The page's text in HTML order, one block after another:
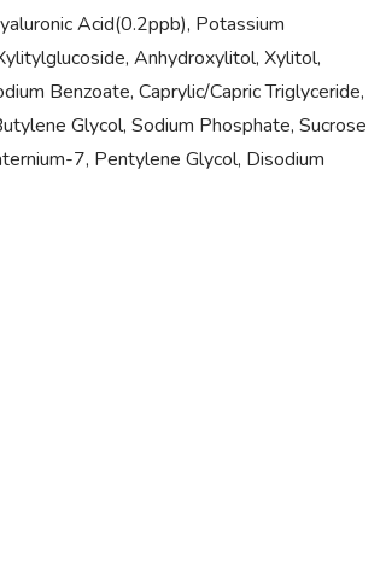
Acid(0.2ppb), Potassium
Anhydroxylitol, Xylitol,
Benzoate, Caprylic/Capric Triglyceride,
Glycol, Sodium Phosphate, Sucrose
7, Pentylene Glycol, Disodium